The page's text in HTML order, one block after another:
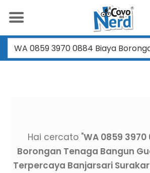
Cerca:
Hai cercato "WA 0859 3970
Borongan Tenaga Bangun
Terpercaya Banjarsari